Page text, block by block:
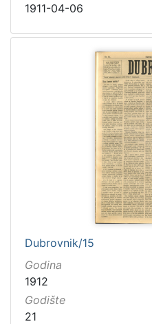
1911-04-06
Dubrovnik/15
Godina
1912
Godište
21